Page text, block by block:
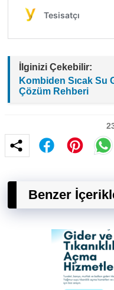
İlginizi Çekebilir:
Kombiden Sıcak Su
Çözüm Rehberi
Benzer